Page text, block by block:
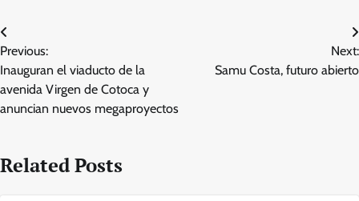
Post
navigation
Previous:
Inauguran el viaducto de la
avenida Virgen de Cotoca y
anuncian nuevos megaproyectos
Next:
Samu Costa, futuro abierto
Related Posts